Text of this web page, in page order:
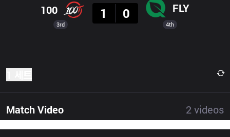
3rd
100
1
0 FLY
4th
Match Video 2 videos